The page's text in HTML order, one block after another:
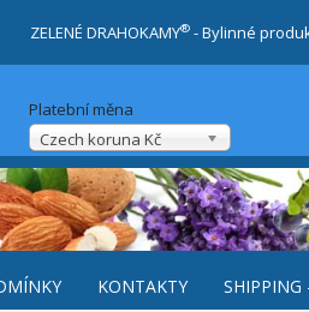
ZELENÉ DRAHOKAMY® - Bylinné
Platební měna
Czech koruna Kč
KONTAKTY SHIPPING